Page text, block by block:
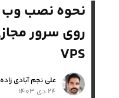
VPS
علی نجم آبادی زاده
۲۴ دی ۱۴۰۳